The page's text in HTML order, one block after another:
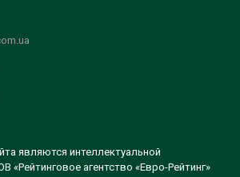
являются интеллектуальной
«Рейтинговое агентство «Евро-Рейтинг»